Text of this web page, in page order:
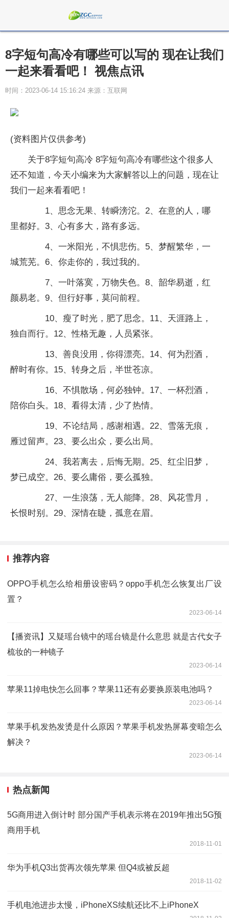
8字短句高冷有哪些可以写的 现在让我们
一起来看看吧！ 视焦点讯
时间：2023-06-14 15:16:24 来源：互联网
(资料图片仅供参考)
关于8字短句高冷 8字短句高冷有哪些这个很多人
还不知道，今天小编来为大家解答以上的问题，现在让
我们一起来看看吧！
1、思念无果、转瞬滂沱。2、在意的人，哪
里都好。3、心有多大，路有多远。
4、一米阳光，不惧悲伤。5、梦醒繁华，一
城荒芜。6、你走你的，我过我的。
7、一叶落寞，万物失色。8、韶华易逝，红
颜易老。9、但行好事，莫问前程。
10、瘦了时光，肥了思念。11、天涯路上，
独自而行。12、性格无趣，人员紧张。
13、善良没用，你得漂亮。14、何为烈酒，
醉时有你。15、转身之后，半世苍凉。
16、不惧散场，何必独钟。17、一杯烈酒，
陪你白头。18、看得太清，少了热情。
19、不论结局，感谢相遇。22、雪落无痕，
雁过留声。23、要么出众，要么出局。
24、我若离去，后悔无期。25、红尘旧梦，
梦已成空。26、要么庸俗，要么孤独。
27、一生浪荡，无人能降。28、风花雪月，
长恨时别。29、深情在睫，孤意在眉。
推荐内容
OPPO手机怎么给相册设密码？oppo手机怎么恢复出厂设
置？
2023-06-14
【播资讯】又疑瑶台镜中的瑶台镜是什么意思 就是古代女子
梳妆的一种镜子
2023-06-14
苹果11掉电快怎么回事？苹果11还有必要换原装电池吗？
2023-06-14
苹果手机发热发烫是什么原因？苹果手机发热屏幕变暗怎么
解决？
2023-06-14
热点新闻
5G商用进入倒计时 部分国产手机表示将在2019年推出5G预
商用手机
2018-11-01
华为手机Q3出货再次领先苹果 但Q4或被反超
2018-11-02
手机电池进步太慢，iPhoneXS续航还比不上iPhoneX